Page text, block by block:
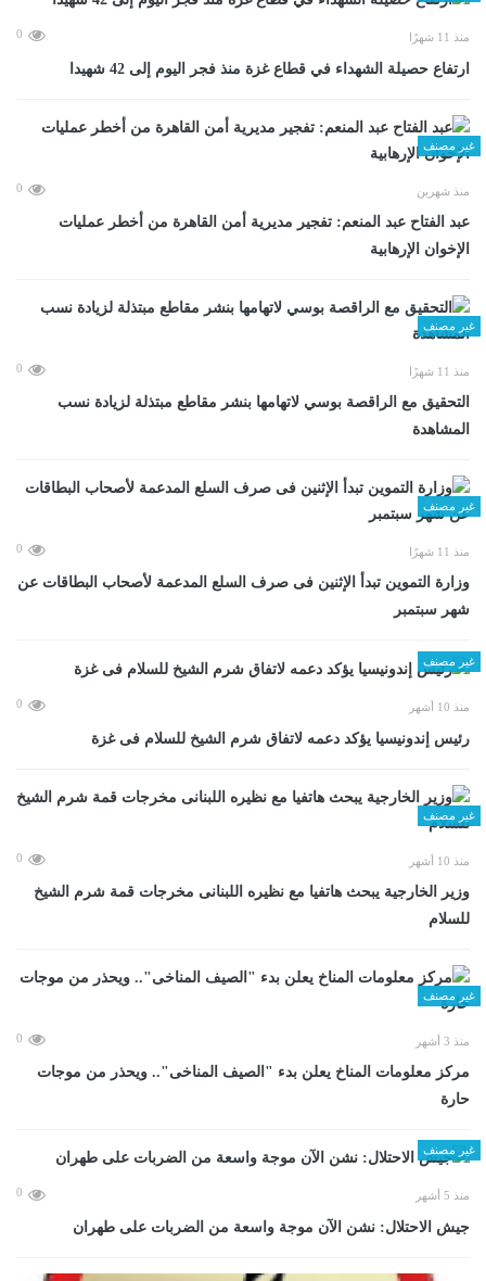
منذ 11 شهرًا 0
ارتفاع حصيلة الشهداء في قطاع غزة منذ فجر اليوم إلى 42 شهيدا
غير مصنف
منذ شهرين 0
عبد الفتاح عبد المنعم: تفجير مديرية أمن القاهرة من أخطر عمليات
الإخوان الإرهابية
غير مصنف
منذ 11 شهرًا 0
التحقيق مع الراقصة بوسي لاتهامها بنشر مقاطع مبتذلة لزيادة نسب
المشاهدة
غير مصنف
منذ 11 شهرًا 0
وزارة التموين تبدأ الإثنين فى صرف السلع المدعمة لأصحاب البطاقات عن
شهر سبتمبر
غير مصنف
منذ 10 أشهر 0
رئيس إندونيسيا يؤكد دعمه لاتفاق شرم الشيخ للسلام فى غزة
غير مصنف
منذ 10 أشهر 0
وزير الخارجية يبحث هاتفيا مع نظيره اللبنانى مخرجات قمة شرم الشيخ
للسلام
غير مصنف
منذ 3 أشهر 0
مركز معلومات المناخ يعلن بدء "الصيف المناخى".. ويحذر من موجات
حارة
غير مصنف
منذ 5 أشهر 0
جيش الاحتلال: نشن الآن موجة واسعة من الضربات على طهران